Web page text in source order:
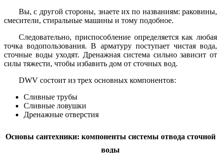
Вы, с другой стороны, знаете их по названиям: раковины,
смесители, стиральные машины и тому подобное.
Следовательно, приспособление определяется как любая
точка водопользования. В арматуру поступает чистая вода,
сточные воды уходят. Дренажная система сильно зависит от
силы тяжести, чтобы избавить дом от сточных вод.
DWV состоит из трех основных компонентов:
Сливные трубы
Сливные ловушки
Дренажные отверстия
Основы сантехники: компоненты системы отвода сточной
воды